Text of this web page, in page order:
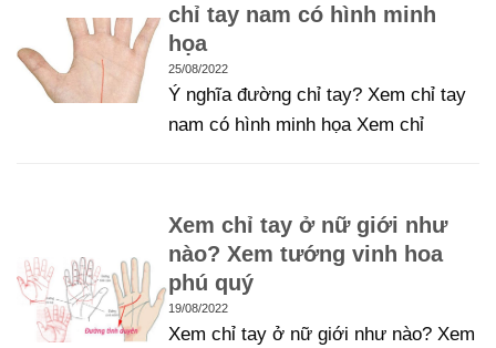
chỉ tay nam có hình minh
họa
25/08/2022
Ý nghĩa đường chỉ tay? Xem chỉ tay
nam có hình minh họa Xem chỉ
Xem chỉ tay ở nữ giới như
nào? Xem tướng vinh hoa
phú quý
19/08/2022
Xem chỉ tay ở nữ giới như nào? Xem